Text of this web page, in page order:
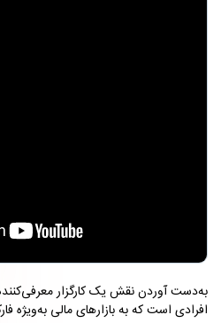
افرادی است که به بازارهای مالی به‌ویژه